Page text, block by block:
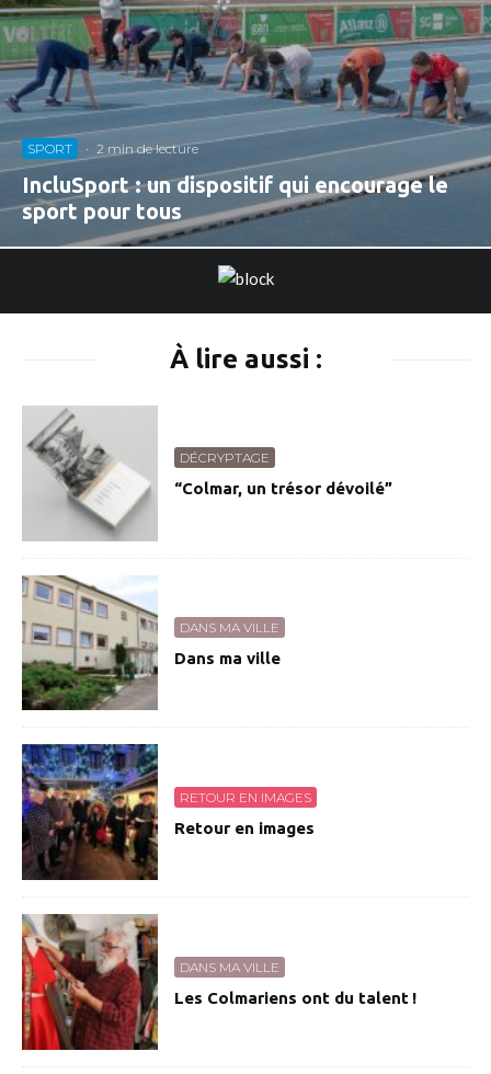
SPORT · 2 min de lecture
IncluSport : un dispositif qui encourage le
sport pour tous
À lire aussi :
DÉCRYPTAGE
“Colmar, un trésor dévoilé”
DANS MA VILLE
Dans ma ville
RETOUR EN IMAGES
Retour en images
DANS MA VILLE
Les Colmariens ont du talent !